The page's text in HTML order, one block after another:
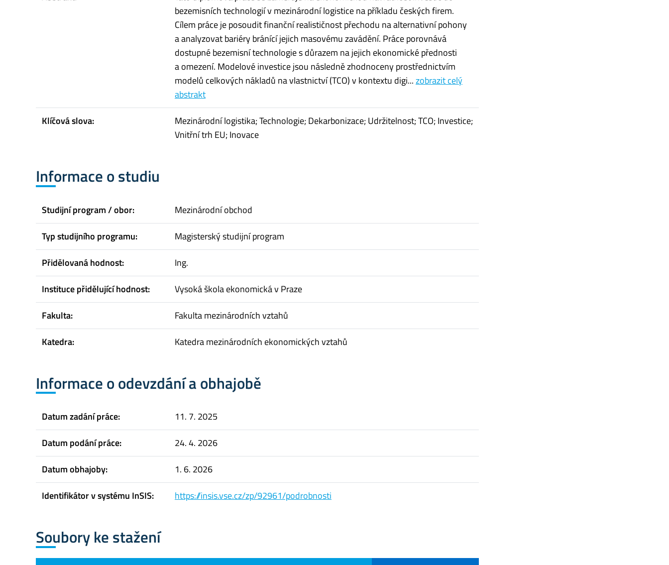
bezemisních technologií v mezinárodní logistice na příkladu českých firem.
Cílem práce je posoudit finanční realističnost přechodu na alternativní pohony
a analyzovat bariéry bránící jejich masovému zavádění. Práce porovnává
dostupné bezemisní technologie s důrazem na jejich ekonomické přednosti
a omezení. Modelové investice jsou následně zhodnoceny prostřednictvím
modelů celkových nákladů na vlastnictví (TCO) v kontextu digi...zobrazit celý
abstrakt
Klíčová slova:
Mezinárodní logistika; Technologie; Dekarbonizace; Udržitelnost; TCO; Investice;
Vnitřní trh EU; Inovace
Informace o studiu
Studijní program / obor:
Mezinárodní obchod
Typ studijního programu:
Magisterský studijní program
Přidělovaná hodnost:
Ing.
Instituce přidělující hodnost:
Vysoká škola ekonomická v Praze
Fakulta:
Fakulta mezinárodních vztahů
Katedra:
Katedra mezinárodních ekonomických vztahů
Informace o odevzdání a obhajobě
Datum zadání práce:
11. 7. 2025
Datum podání práce:
24. 4. 2026
Datum obhajoby:
1. 6. 2026
Identifikátor v systému InSIS:
https://insis.vse.cz/zp/92961/podrobnosti
Soubory ke stažení